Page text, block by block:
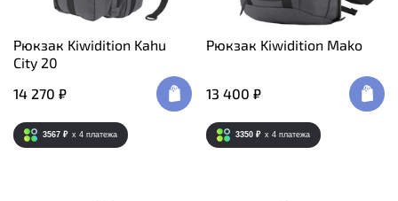
Рюкзак Kiwidition Kahu
City 20
14 270 ₽
3567 ₽ x 4 платежа
Рюкзак Kiwidition Mako
13 400 ₽
3350 ₽ x 4 платежа